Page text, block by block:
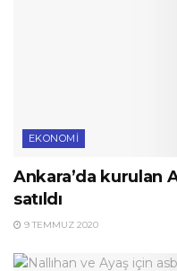
EKONOMI
Ankara’da kurulan
satıldı
9 TEMMUZ 2020